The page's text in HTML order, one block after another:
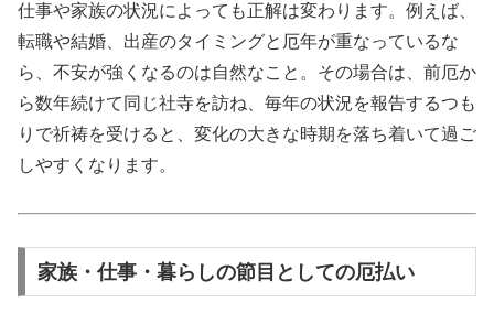
仕事や家族の状況によっても正解は変わります。例えば、
転職や結婚、出産のタイミングと厄年が重なっているな
ら、不安が強くなるのは自然なこと。その場合は、前厄か
ら数年続けて同じ社寺を訪ね、毎年の状況を報告するつも
りで祈祷を受けると、変化の大きな時期を落ち着いて過ご
しやすくなります。
家族・仕事・暮らしの節目としての厄払い